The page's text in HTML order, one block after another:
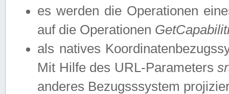
es werden die Operationen
auf die Operationen
als natives
Mit Hilfe des URL-Parameters
anderes Bezugsssystem